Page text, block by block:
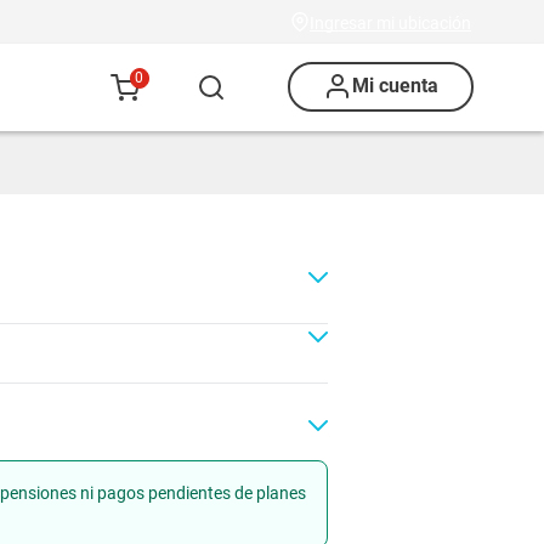
0 Mi cuenta
Renovaciónni pagos pendientes de planes